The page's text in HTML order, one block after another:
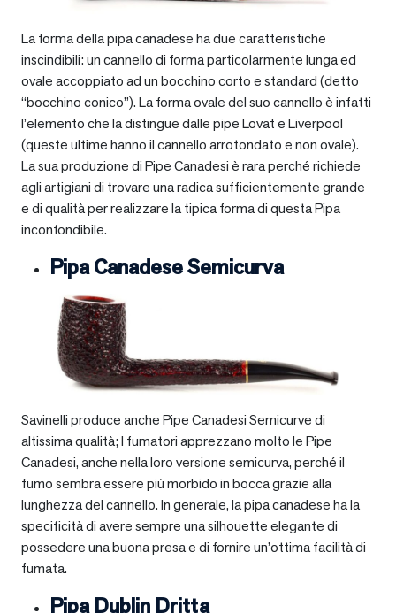
La forma della pipa canadese ha due caratteristiche
inscindibili: un cannello di forma particolarmente lunga ed
ovale accoppiato ad un bocchino corto e standard (detto
“bocchino conico”). La forma ovale del suo cannello è infatti
l’elemento che la distingue dalle pipe Lovat e Liverpool
(queste ultime hanno il cannello arrotondato e non ovale).
La sua produzione di Pipe Canadesi è rara perché richiede
agli artigiani di trovare una radica sufficientemente grande
e di qualità per realizzare la tipica forma di questa Pipa
inconfondibile.
Pipa Canadese Semicurva
Savinelli produce anche Pipe Canadesi Semicurve di
altissima qualità; I fumatori apprezzano molto le Pipe
Canadesi, anche nella loro versione semicurva, perché il
fumo sembra essere più morbido in bocca grazie alla
lunghezza del cannello. In generale, la pipa canadese ha la
specificità di avere sempre una silhouette elegante di
possedere una buona presa e di fornire un’ottima facilità di
fumata.
Pipa Dublin Dritta